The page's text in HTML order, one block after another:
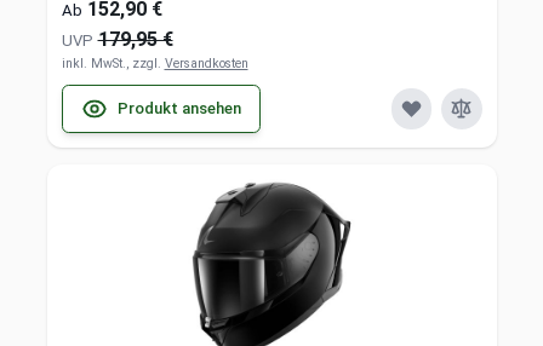
Ab 152,90 €
UVP 179,95 €
inkl. MwSt., zzgl. Versandkosten
Produkt ansehen